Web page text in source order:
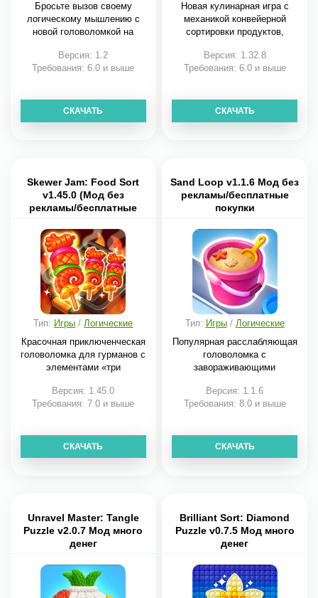
Бросьте вызов своему
логическому мышлению с
новой головоломкой на
Версия: 1.2
Требования: 6.0 и выше
СКАЧАТЬ
Новая кулинарная игра с
механикой конвейерной
сортировки продуктов,
Версия: 1.32.8
Требования: 6.0 и выше
СКАЧАТЬ
Skewer Jam: Food Sort
v1.45.0 (Мод без
рекламы/бесплатные
Тип: Игры /Логические
Красочная приключенческая
головоломка для гурманов с
элементами «три
Версия: 1.45.0
Требования: 7.0 и выше
СКАЧАТЬ
Sand Loop v1.1.6 Мод без
рекламы/бесплатные
покупки
Тип: Игры/ Логические
Популярная расслабляющая
головоломка с
завораживающими
Версия: 1.1.6
Требования: 8.0 и выше
СКАЧАТЬ
Unravel Master: Tangle
Puzzle v2.0.7 Мод много
денег
Brilliant Sort: Diamond
Puzzle v0.7.5 Мод много
денег